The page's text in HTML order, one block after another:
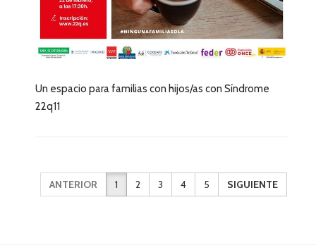
Un espacio para familias con hijos/as con Síndrome
22q11
ANTERIOR 1 2 3 4 5 SIGUIENTE